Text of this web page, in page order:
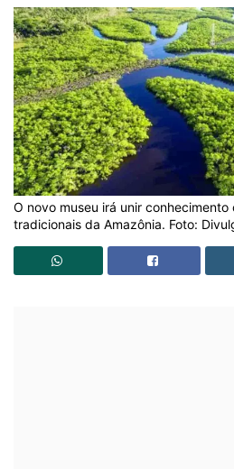
O novo museu irá unir
tradicionais da Amazônia. Foto: